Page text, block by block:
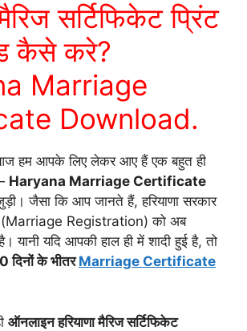
सर्टिफिकेट प्रिंट
कैसे करे?
Marriage
Download.
हम आपके लिए लेकर आए हैं एक बहुत ही
Haryana Marriage Certificate
जैसा कि आप जानते हैं, हरियाणा सरकार
(Marriage Registration) को अब
यानी यदि आपकी हाल ही में शादी हुई है, तो
दिनों के भीतरMarriage Certificate
ऑनलाइन हरियाणा मैरिज सर्टिफिकेट